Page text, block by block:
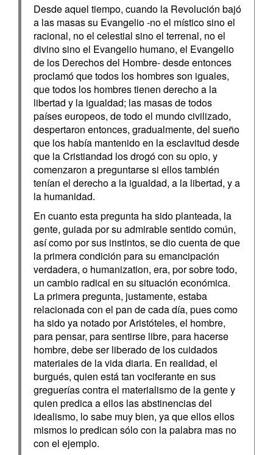
Desde aquel tiempo, cuando la Revolución bajó
a las masas su Evangelio -no el místico sino el
racional, no el celestial sino el terrenal, no el
divino sino el Evangelio humano, el Evangelio
de los Derechos del Hombre- desde entonces
proclamó que todos los hombres son iguales,
que todos los hombres tienen derecho a la
libertad y la igualdad; las masas de todos
países europeos, de todo el mundo civilizado,
despertaron entonces, gradualmente, del sueño
que los había mantenido en la esclavitud desde
que la Cristiandad los drogó con su opio, y
comenzaron a preguntarse si ellos también
tenían el derecho a la igualdad, a la libertad, y a
la humanidad.
En cuanto esta pregunta ha sido planteada, la
gente, guiada por su admirable sentido común,
así como por sus instintos, se dio cuenta de que
la primera condición para su emancipación
verdadera, o humanization, era, por sobre todo,
un cambio radical en su situación económica.
La primera pregunta, justamente, estaba
relacionada con el pan de cada día, pues como
ha sido ya notado por Aristóteles, el hombre,
para pensar, para sentirse libre, para hacerse
hombre, debe ser liberado de los cuidados
materiales de la vida diaria. En realidad, el
burgués, quien está tan vociferante en sus
greguerías contra el materialismo de la gente y
quien predica a ellos las abstinencias del
idealismo, lo sabe muy bien, ya que ellos ellos
mismos lo predican sólo con la palabra mas no
con el ejemplo.